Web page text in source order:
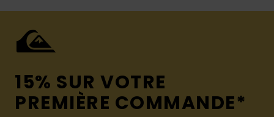
15% SUR VOTRE
PREMIÈRE COMMANDE*